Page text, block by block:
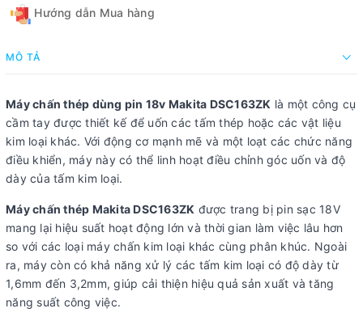
Hướng dẫn Mua hàng
MÔ TẢ
Máy chấn thép dùng pin 18v Makita DSC163ZK là một công cụ
cầm tay được thiết kế để uốn các tấm thép hoặc các vật liệu
kim loại khác. Với động cơ mạnh mẽ và một loạt các chức năng
điều khiển, máy này có thể linh hoạt điều chỉnh góc uốn và độ
dày của tấm kim loại.
Máy chấn thép Makita DSC163ZK được trang bị pin sạc 18V
mang lại hiệu suất hoạt động lớn và thời gian làm việc lâu hơn
so với các loại máy chấn kim loại khác cùng phân khúc. Ngoài
ra, máy còn có khả năng xử lý các tấm kim loại có độ dày từ
1,6mm đến 3,2mm, giúp cải thiện hiệu quả sản xuất và tăng
năng suất công việc.